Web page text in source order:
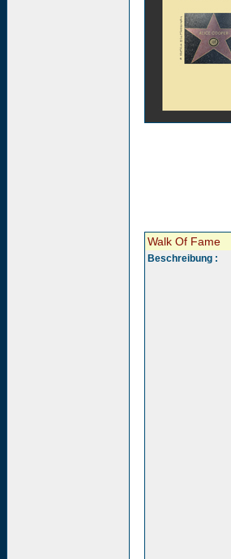
Walk Of Fame
Beschreibung :